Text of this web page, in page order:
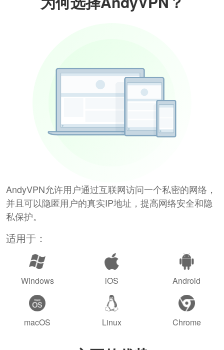
AndyVPN允许用户通过互联网访问一个私密的网络，
并且可以隐匿用户的真实IP地址，提高网络安全和隐
私保护。
适用于：
Windows iOS Android
macOS Linux Chrome